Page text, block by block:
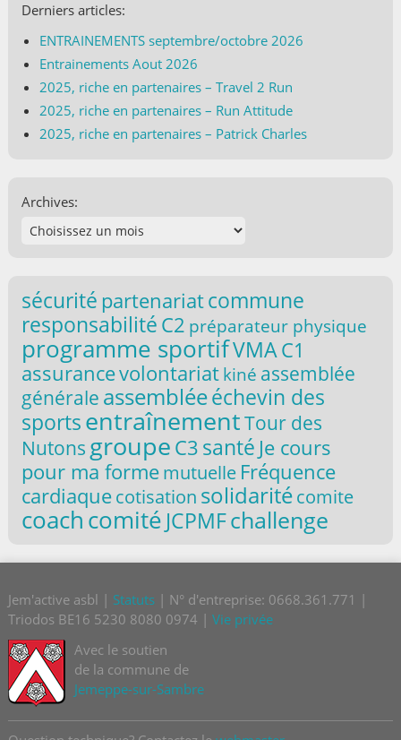
Derniers articles:
ENTRAINEMENTS septembre/octobre 2026
Entrainements Aout 2026
2025, riche en partenaires – Travel 2 Run
2025, riche en partenaires – Run Attitude
2025, riche en partenaires – Patrick Charles
Archives:
sécurité partenariatcommune
responsabilité C2 préparateur physique
programme sportifVMAC1
assurancevolontariat kiné assemblée
générale assembléeéchevin des
sportsentraînementTour des
Nutons groupeC3santé Je cours
pour ma formemutuelle Fréquence
cardiaquecotisation solidaritécomite
coach comité JCPMFchallenge
Jem'active asbl | Statuts| N° d'entreprise: 0668.361.771 |
Triodos BE16 5230 8080 0974 | Vie privée
Avec le soutien
de la commune de
Jemeppe-sur-Sambre